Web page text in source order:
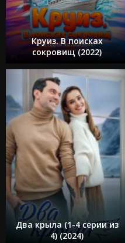
Круиз. В поисках
сокровищ (2022)
Два крыла (1-4 серии из
4) (2024)